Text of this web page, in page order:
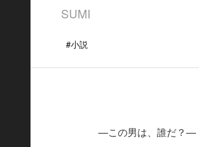
SUMI
#小説
—この男は、誰だ？—